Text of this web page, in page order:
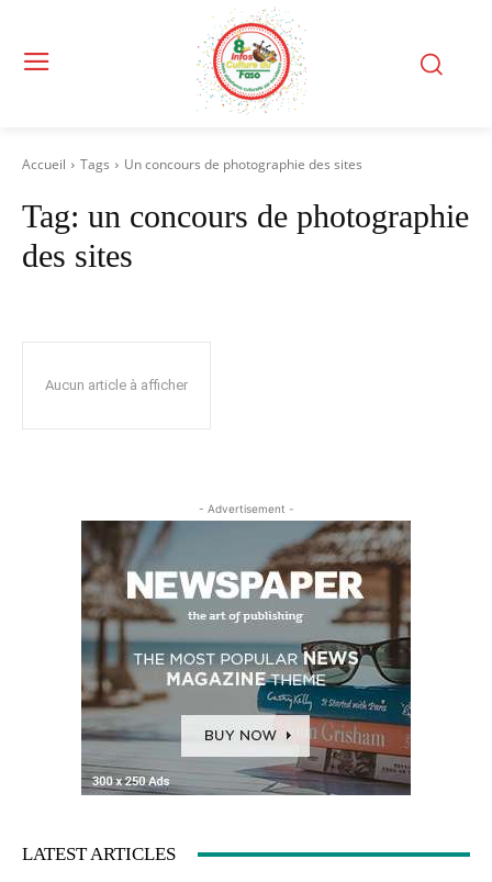
Accueil Tags Un concours de photographie des sites
Tag: un concours de photographie
des sites
Aucun article à afficher
- Advertisement -
LATEST ARTICLES